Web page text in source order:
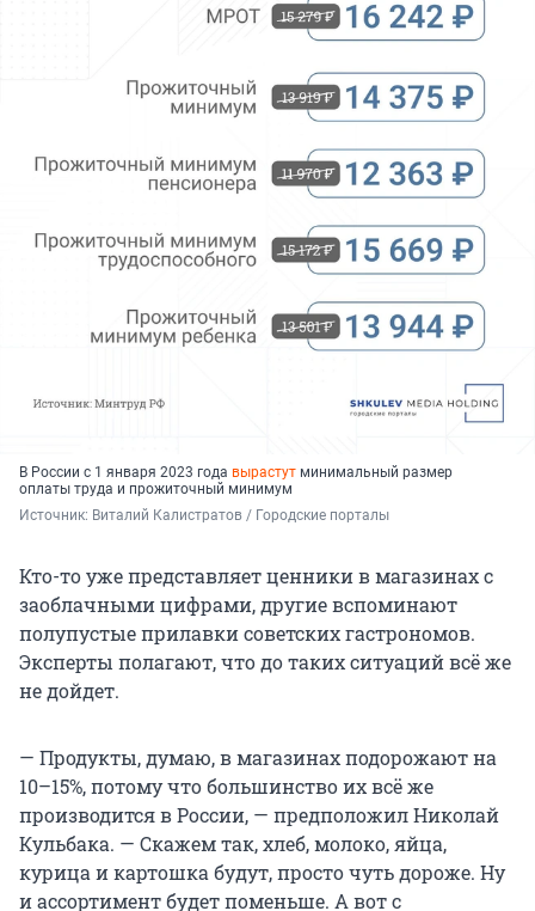
В России с 1 января 2023 года вырастут минимальный размер
оплаты труда и прожиточный минимум
Источник: Виталий Калистратов / Городские порталы
Кто-то уже представляет ценники в магазинах с
заоблачными цифрами, другие вспоминают
полупустые прилавки советских гастрономов.
Эксперты полагают, что до таких ситуаций всё же
не дойдет.
— Продукты, думаю, в магазинах подорожают на
10–15%, потому что большинство их всё же
производится в России, — предположил Николай
Кульбака. — Скажем так, хлеб, молоко, яйца,
курица и картошка будут, просто чуть дороже. Ну
и ассортимент будет поменьше. А вот с